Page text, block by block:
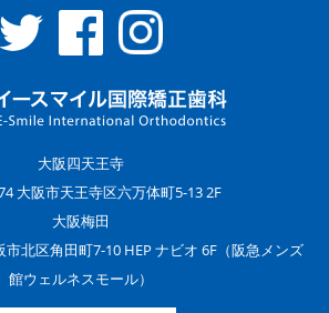
大阪四天王寺
大阪市天王寺区六万体町5-13 2F
大阪梅田
北区角田町7-10 HEP ナビオ 6F（阪急メンズ
館ウェルネスモール）